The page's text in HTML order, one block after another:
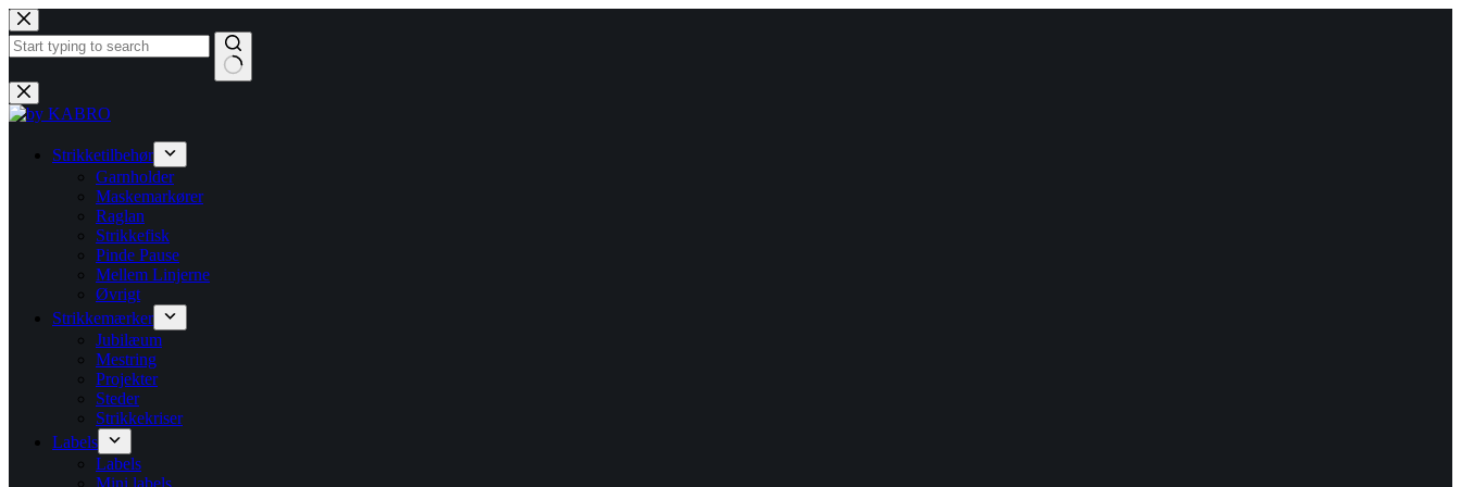
Fortsæt
til
indhold
Ingen
resultater
Strikketilbehør
Garnholder
Maskemarkører
Raglan
Strikkefisk
Pinde Pause
Mellem Linjerne
Øvrigt
Strikkemærker
Jubilæum
Mestring
Projekter
Steder
Strikkekriser
Labels
Labels
Mini labels